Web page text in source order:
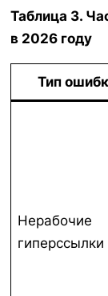
Таблица 3.
в 2026 году
Тип
Нерабочие
гиперссылки